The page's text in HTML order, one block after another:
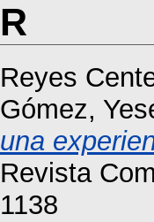
R
Reyes
Gómez,
una
Revista
1138